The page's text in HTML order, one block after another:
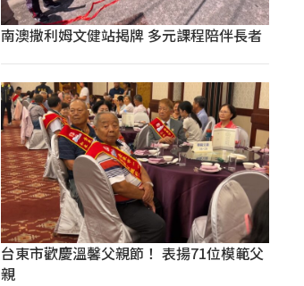
南澳撒利姆文健站揭牌 多元課程陪伴長者
台東市歡慶溫馨父親節！ 表揚71位模範父
親